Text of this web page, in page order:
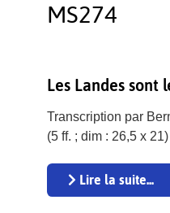
MS274
Les Landes sont
Transcription par
(5 ff. ; dim : 26,5 x
Lire la suite...